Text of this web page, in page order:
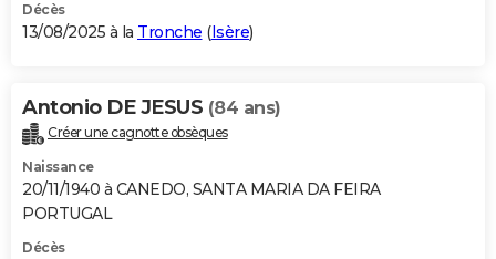
Décès
13/08/2025 à la Tronche (Isère)
Antonio DE JESUS (84 ans)
Créer une cagnotte obsèques
Naissance
20/11/1940 à CANEDO, SANTA MARIA DA FEIRA
PORTUGAL
Décès